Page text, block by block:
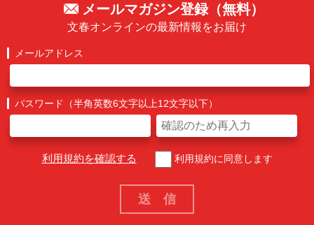
メールマガジン登録（無料）
文春オンラインの最新情報をお届け
メールアドレス
パスワード（半角英数6文字以上12文字以下）
利用規約を確認する 利用規約に同意します